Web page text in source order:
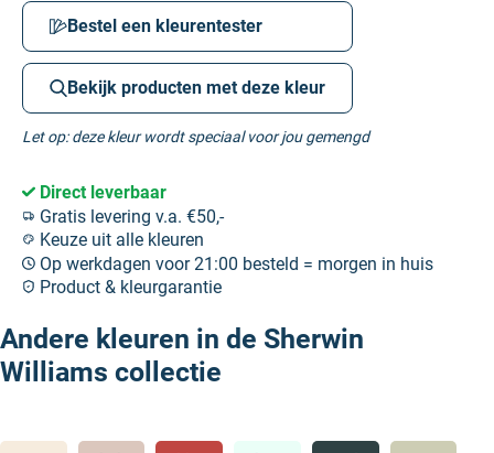
Bestel een kleurentester
Bekijk producten met deze kleur
Let op: deze kleur wordt speciaal voor jou gemengd
Direct leverbaar
Gratis levering v.a. €50,-
Keuze uit alle kleuren
Op werkdagen voor 21:00 besteld = morgen in huis
Product & kleurgarantie
Andere kleuren in de Sherwin
Williams collectie